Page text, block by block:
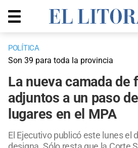
POLÍTICA
Son 39 para toda la provincia
La nueva camada de
adjuntos a un paso
lugares en el MPA
El Ejecutivo publicó este lunes el